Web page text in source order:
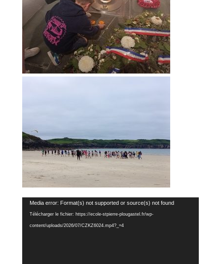
Lecteur
vidéo
Media error: Format(s) not supported or source(s) not found
Télécharger le fichier: https://ecole-stpierre-plougastel.fr/wp-
content/uploads/2026/07/CZKZ6024.mp4?_=4